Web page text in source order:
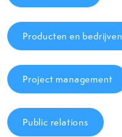
Producten en bedrijven
Project management
Public relations